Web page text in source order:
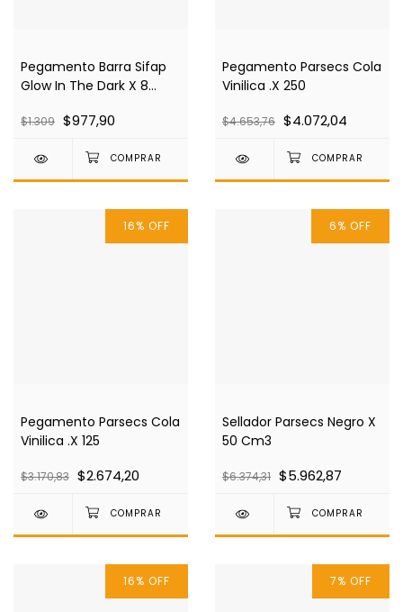
Pegamento Barra Sifap
Glow In The Dark X 8
$1.309 $977,90
Pegamento Parsecs Cola
Vinilica .X 250
$4.653,76 $4.072,04
16% OFF
Pegamento Parsecs Cola
Vinilica .X 125
$3.170,83 $2.674,20
6% OFF
Sellador Parsecs Negro X
50 Cm3
$6.374,31 $5.962,87
16% OFF 7% OFF